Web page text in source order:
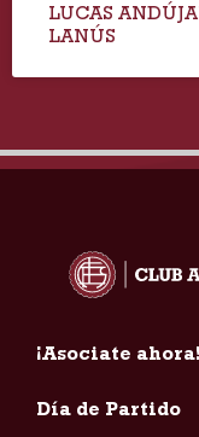
LUCAS
LANÚS
¡Asociate ahora!
Día de Partido